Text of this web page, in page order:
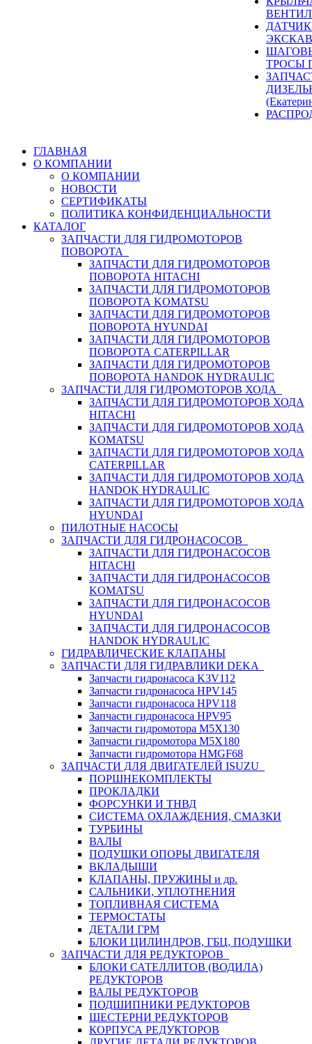
ТРОСЫ
ГЛАВНАЯ
О КОМПАНИИ
О КОМПАНИИ
НОВОСТИ
СЕРТИФИКАТЫ
ПОЛИТИКА КОНФИДЕНЦИАЛЬНОСТИ
КАТАЛОГ
ЗАПЧАСТИ ДЛЯ ГИДРОМОТОРОВ
ПОВОРОТА
ЗАПЧАСТИ ДЛЯ ГИДРОМОТОРОВ
ПОВОРОТА HITACHI
ЗАПЧАСТИ ДЛЯ ГИДРОМОТОРОВ
ПОВОРОТА KOMATSU
ЗАПЧАСТИ ДЛЯ ГИДРОМОТОРОВ
ПОВОРОТА HYUNDAI
ЗАПЧАСТИ ДЛЯ ГИДРОМОТОРОВ
ПОВОРОТА CATERPILLAR
ЗАПЧАСТИ ДЛЯ ГИДРОМОТОРОВ
ПОВОРОТА HANDOK HYDRAULIC
ЗАПЧАСТИ ДЛЯ ГИДРОМОТОРОВ ХОДА
ЗАПЧАСТИ ДЛЯ ГИДРОМОТОРОВ ХОДА
HITACHI
ЗАПЧАСТИ ДЛЯ ГИДРОМОТОРОВ ХОДА
KOMATSU
ЗАПЧАСТИ ДЛЯ ГИДРОМОТОРОВ ХОДА
CATERPILLAR
ЗАПЧАСТИ ДЛЯ ГИДРОМОТОРОВ ХОДА
HANDOK HYDRAULIC
ЗАПЧАСТИ ДЛЯ ГИДРОМОТОРОВ ХОДА
HYUNDAI
ПИЛОТНЫЕ НАСОСЫ
ЗАПЧАСТИ ДЛЯ ГИДРОНАСОСОВ
ЗАПЧАСТИ ДЛЯ ГИДРОНАСОСОВ
HITACHI
ЗАПЧАСТИ ДЛЯ ГИДРОНАСОСОВ
KOMATSU
ЗАПЧАСТИ ДЛЯ ГИДРОНАСОСОВ
HYUNDAI
ЗАПЧАСТИ ДЛЯ ГИДРОНАСОСОВ
HANDOK HYDRAULIC
ГИДРАВЛИЧЕСКИЕ КЛАПАНЫ
ЗАПЧАСТИ ДЛЯ ГИДРАВЛИКИ DEKA
Запчасти гидронасоса K3V112
Запчасти гидронасоса HPV145
Запчасти гидронасоса HPV118
Запчасти гидронасоса HPV95
Запчасти гидромотора M5X130
Запчасти гидромотора M5X180
Запчасти гидромотора HMGF68
ЗАПЧАСТИ ДЛЯ ДВИГАТЕЛЕЙ ISUZU
ПОРШНЕКОМПЛЕКТЫ
ПРОКЛАДКИ
ФОРСУНКИ И ТНВД
СИСТЕМА ОХЛАЖДЕНИЯ, СМАЗКИ
ТУРБИНЫ
ВАЛЫ
ПОДУШКИ ОПОРЫ ДВИГАТЕЛЯ
ВКЛАДЫШИ
КЛАПАНЫ, ПРУЖИНЫ и др.
САЛЬНИКИ, УПЛОТНЕНИЯ
ТОПЛИВНАЯ СИСТЕМА
ТЕРМОСТАТЫ
ДЕТАЛИ ГРМ
БЛОКИ ЦИЛИНДРОВ, ГБЦ, ПОДУШКИ
ЗАПЧАСТИ ДЛЯ РЕДУКТОРОВ
БЛОКИ САТЕЛЛИТОВ (ВОДИЛА)
РЕДУКТОРОВ
ВАЛЫ РЕДУКТОРОВ
ПОДШИПНИКИ РЕДУКТОРОВ
ШЕСТЕРНИ РЕДУКТОРОВ
КОРПУСА РЕДУКТОРОВ